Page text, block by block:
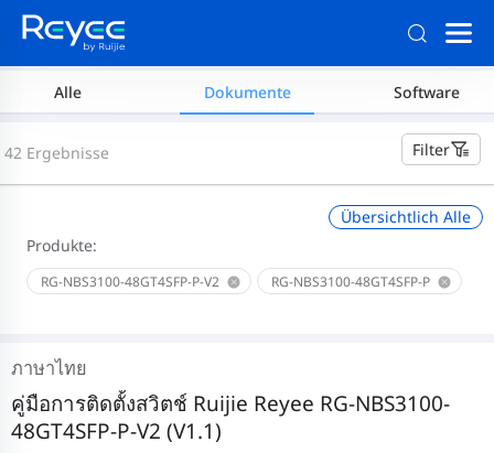
Alle Dokumente Software
Filter
42 Ergebnisse
Produkte:
RG-NBS3100-48GT4SFP-P-V2 RG-NBS3100-48GT4SFP-P
Übersichtlich Alle
คู่มือการติดตั้งสวิตช์ Ruijie Reyee RG-NBS3100-
48GT4SFP-P-V2 (V1.1)
ภาษาไทย